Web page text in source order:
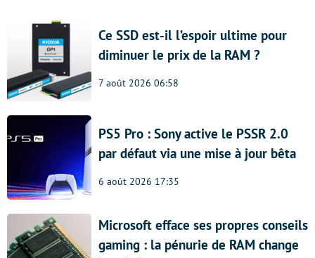
Ce SSD est-il l’espoir ultime pour
diminuer le prix de la RAM ?
7 août 2026 06:58
PS5 Pro : Sony active le PSSR 2.0
par défaut via une mise à jour bêta
6 août 2026 17:35
Microsoft efface ses propres conseils
gaming : la pénurie de RAM change